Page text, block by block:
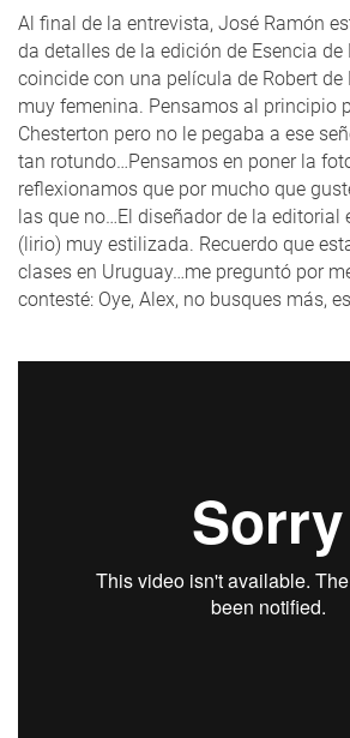
Al final de la entrevista, José Ramón
da detalles de la edición de Esencia
coincide con una película de Robert de
muy femenina. Pensamos al principio
Chesterton pero no le pegaba a ese
tan rotundo…Pensamos en poner la
reflexionamos que por mucho que
las que no…El diseñador de la editorial
(lirio) muy estilizada. Recuerdo que
clases en Uruguay…me preguntó por
contesté: Oye, Alex, no busques más,